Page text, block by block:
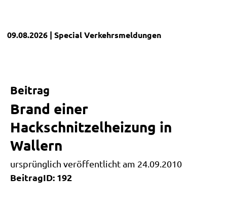
09.08.2026 | SpecialVerkehrsmeldungen
Beitrag
Brand einer
Hackschnitzelheizung in
Wallern
ursprünglich veröffentlicht am 24.09.2010
BeitragID: 192